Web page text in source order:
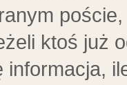
ktoś już